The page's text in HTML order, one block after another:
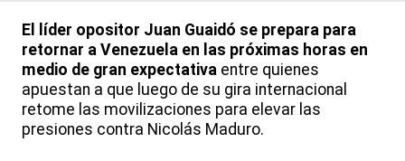
El líder opositor Juan Guaidó se prepara para
retornar a Venezuela en las próximas horas en
medio de gran expectativa entre quienes
apuestan a que luego de su gira internacional
retome las movilizaciones para elevar las
presiones contra Nicolás Maduro.